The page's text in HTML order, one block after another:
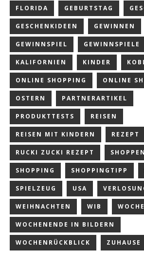
FLORIDA GEBURTSTAG
GESCHENKIDEEN GEWINNEN
GEWINNSPIEL GEWINNSPIELE
KALIFORNIEN KINDER
ONLINE SHOPPING ONLINE
OSTERN PARTNERARTIKEL
PRODUKTTESTS REISEN
REISEN MIT KINDERN REZEPT
RUCKI ZUCKI REZEPT
SHOPPING SHOPPINGTIPP
SPIELZEUG USA
WEIHNACHTEN WIB
WOCHENENDE IN BILDERN
WOCHENRÜCKBLICK ZUHAUSE